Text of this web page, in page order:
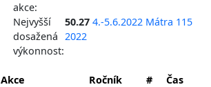
akce:
Nejvyšší
dosažená
výkonnost:
50.27 4.-5.6.2022 Mátra 115
2022
Akce Ročník # Čas